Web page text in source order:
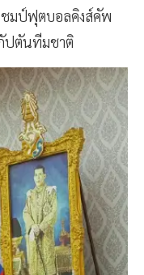
ชมป์ฟุตบอลคิงส์คัพ
ปตันทีมชาติ